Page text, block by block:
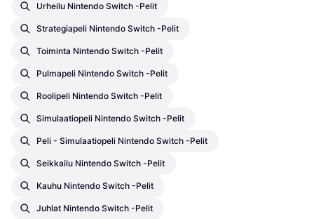
Urheilu Nintendo Switch -pelit
Strategiapeli Nintendo Switch -pelit
Toiminta Nintendo Switch -pelit
Pulmapeli Nintendo Switch -pelit
Roolipeli Nintendo Switch -pelit
Simulaatiopeli Nintendo Switch -pelit
Peli - Simulaatiopeli Nintendo Switch -pelit
Seikkailu Nintendo Switch -pelit
Kauhu Nintendo Switch -pelit
Juhlat Nintendo Switch -pelit